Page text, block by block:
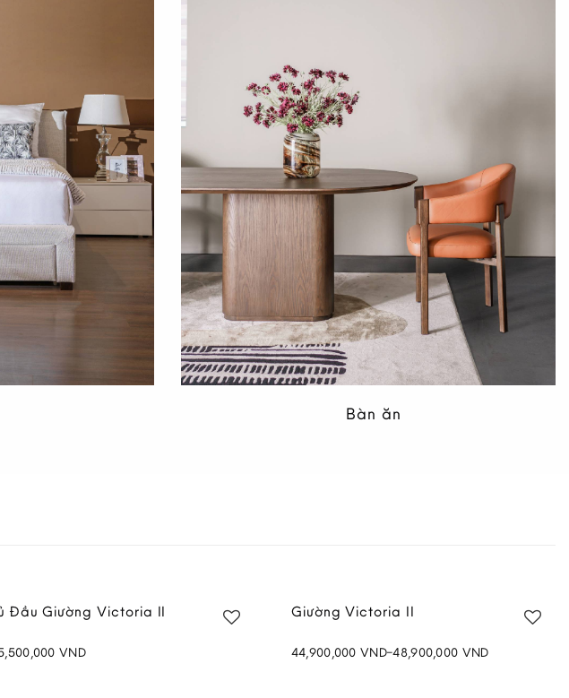
Bàn ăn
Mây II 2 Chỗ Màu Xám
VND
Arrmchair Mây II Màu Nâu
14,500,000VND